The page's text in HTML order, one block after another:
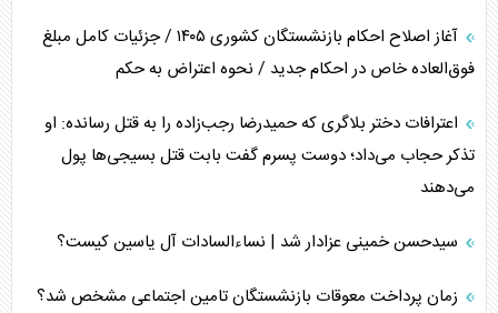
آغاز اصلاح احکام بازنشستگان کشوری ۱۴۰۵ / جزئیات کامل مبلغ
فوق‌العاده خاص در احکام جدید / نحوه اعتراض به حکم
اعترافات دختر بلاگری که حمیدرضا رجب‌زاده را به قتل رسانده: او
تذکر حجاب می‌داد؛ دوست پسرم گفت بابت قتل بسیجی‌ها پول
می‌دهند
سیدحسن خمینی عزادار شد | نساءالسادات آل یاسین کیست؟
زمان پرداخت معوقات بازنشستگان تامین اجتماعی مشخص شد؟